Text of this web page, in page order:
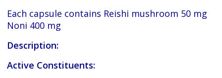
Each capsule contains Reishi mushroom 50 mg
Noni 400 mg
Description:
Active Constituents: